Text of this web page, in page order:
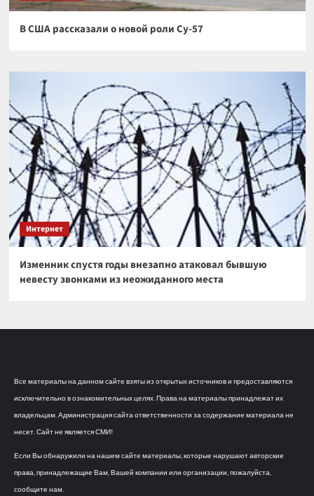
В США рассказали о новой роли Су-57
Интернет
Изменник спустя годы внезапно атаковал бывшую
невесту звонками из неожиданного места
Все материалы на данном сайте взяты из открытых источников и предоставляются
исключительно в ознакомительных целях. Права на материалы принадлежат их
владельцам. Администрация сайта ответственности за содержание материала не
несет. Сайт не является СМИ!
Если Вы обнаружили на нашем сайте материалы, которые нарушают авторские
права, принадлежащие Вам, Вашей компании или организации, пожалуйста,
сообщите нам.